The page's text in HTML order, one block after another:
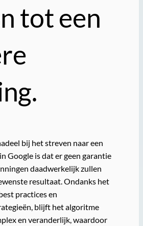
tot een
bij het streven naar een
Google is dat er geen garantie
daadwerkelijk zullen
resultaat. Ondanks het
practices en
blijft het algoritme
en veranderlijk, waardoor